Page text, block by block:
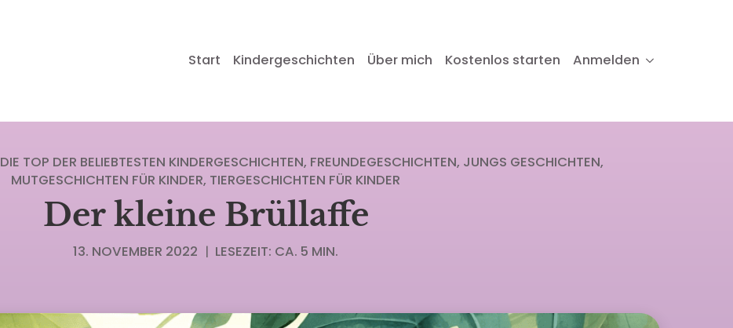
Start Kindergeschichten Über mich Kostenlos starten Anmelden
DIE TOP DER BELIEBTESTEN KINDERGESCHICHTEN FREUNDEGESCHICHTEN JUNGS GESCHICHTEN
MUTGESCHICHTEN FÜR KINDER TIERGESCHICHTEN FÜR KINDER
Der kleine Brüllaffe
13. NOVEMBER 2022 | LESEZEIT: CA. 5 MIN.